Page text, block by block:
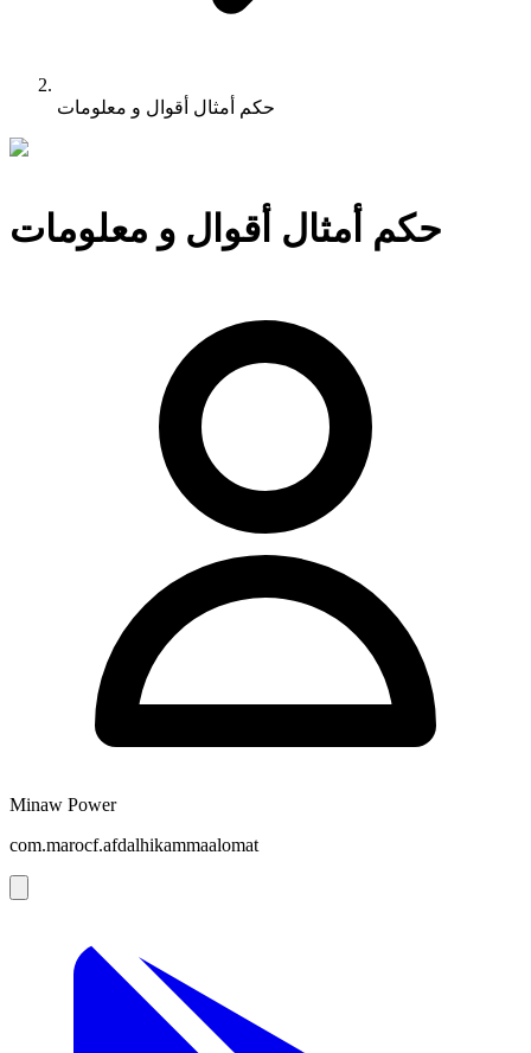
حكم أمثال أقوال و معلومات
حكم أمثال أقوال و معلومات
Minaw Power
com.marocf.afdalhikammaalomat